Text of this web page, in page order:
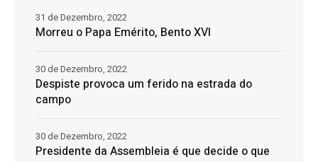
Morreu o Papa Emérito, Bento XVI
31 de Dezembro, 2022
Despiste provoca um ferido na estrada do
campo
30 de Dezembro, 2022
Presidente da Assembleia é que decide o que
30 de Dezembro, 2022